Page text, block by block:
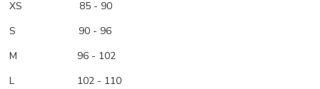
XS
85 - 90
S 90 - 96
M
96 - 102
L 102 - 110